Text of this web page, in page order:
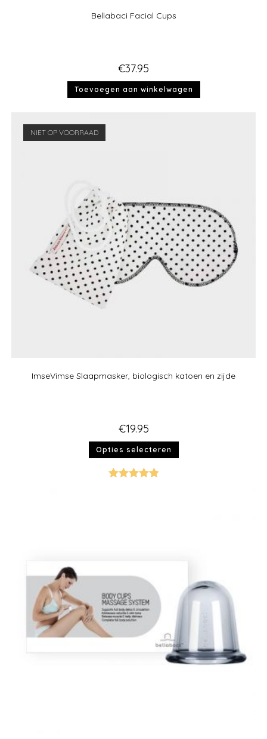
Bellabaci Facial Cups
€37.95
Toevoegen aan winkelwagen
NIET OP VOORRAAD
ImseVimse Slaapmasker, biologisch katoen en zijde
€19.95
Opties selecteren